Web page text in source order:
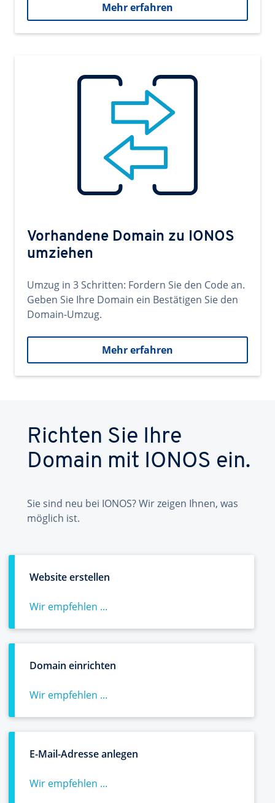
Mehr erfahren
Vorhandene Domain zu IONOS
umziehen
Umzug in 3 Schritten: Fordern Sie den Code an.
Geben Sie Ihre Domain ein Bestätigen Sie den
Domain-Umzug.
Mehr erfahren
Richten Sie Ihre
Domain mit IONOS ein.
Sie sind neu bei IONOS? Wir zeigen Ihnen, was
möglich ist.
Website erstellen
Wir empfehlen ...
Domain einrichten
Wir empfehlen ...
E-Mail-Adresse anlegen
Wir empfehlen ...